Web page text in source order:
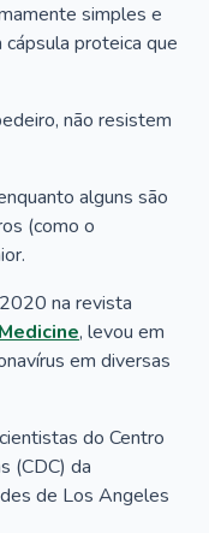
simples e
proteica que
não resistem
alguns são
(como o
na revista
, levou em
em diversas
do Centro
(CDC) da
de Los Angeles